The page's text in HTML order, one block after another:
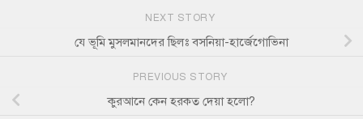
NEXT STORY
যে ভূমি মুসলমানদের ছিলঃ বসনিয়া-হার্জেগোভিনা
PREVIOUS STORY
কুরআনে কেন হরকত দেয়া হলো?